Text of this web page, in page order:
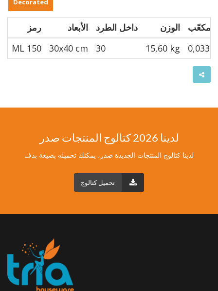
Decorated
رمز الأبعاد داخل الطرد الوزن
مكعّب
ML 150
30x40 cm 30 15,60 kg 0,033
لدينا 2026 كتالوج المنتجات صدر
لدينا كتالوج المنتجات الجديدة صدر، يمكنك تحميله بصيغة بدف
تحميل كتالوج